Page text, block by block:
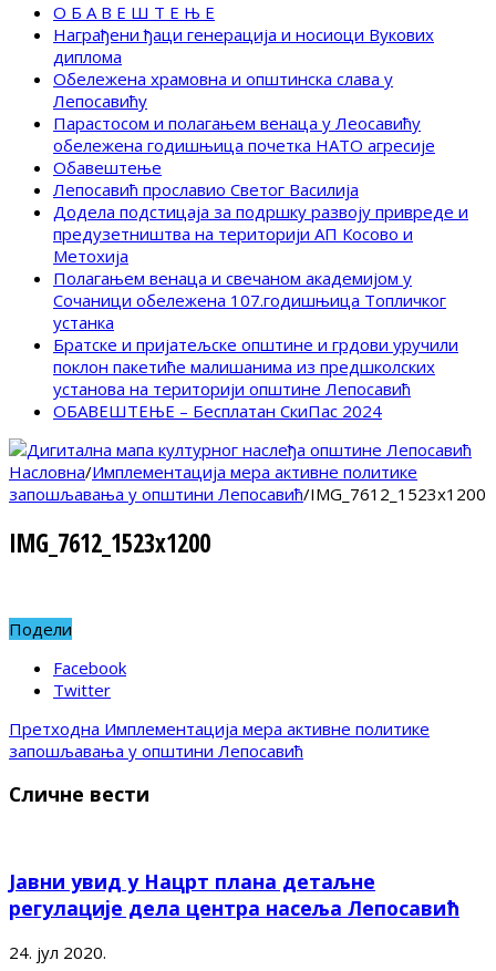
О Б А В Е Ш Т Е Њ Е
Награђени ђаци генерација и носиоци Вукових
диплома
Обележена храмовна и општинска слава у
Лепосавићу
Парастосом и полагањем венаца у Леосавићу
обележена годишњица почетка НАТО агресије
Обавештење
Лепосавић прославио Светог Василија
Додела подстицаја за подршку развоју привреде и
предузетништва на територији АП Косово и
Метохија
Полагањем венаца и свечаном академијом у
Сочаници обележена 107.годишњица Топличког
устанка
Братске и пријатељске општине и грдови уручили
поклон пакетиће малишанима из предшколских
установа на територији општине Лепосавић
ОБАВЕШТЕЊЕ – Бесплатан СкиПас 2024
Насловна/Имплементација мера активне политике
запошљавања у општини Лепосавић/IMG_7612_1523x1200
IMG_7612_1523x1200
Подели
Facebook
Twitter
Претходна Имплементација мера активне политике
запошљавања у општини Лепосавић
Сличне вести
Јавни увид у Нацрт плана детаљне
регулације дела центра насеља Лепосавић
24. јул 2020.